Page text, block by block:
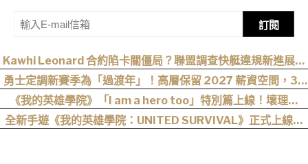
訂閱
Kawhi Leonard 合約陷卡關僵局？聯盟調查快艇違規新進展：
最可能和解收場
勇士定調新賽季為「過渡年」！高層保留 2027 薪資空間，38
歲 Stephen Curry 恐無幫手！
《我的英雄學院》「I am a hero too」特別篇上線！壞理版
〈Hero too〉正式公開！
全新手遊《我的英雄學院：UNITED SURVIVAL》正式上線！